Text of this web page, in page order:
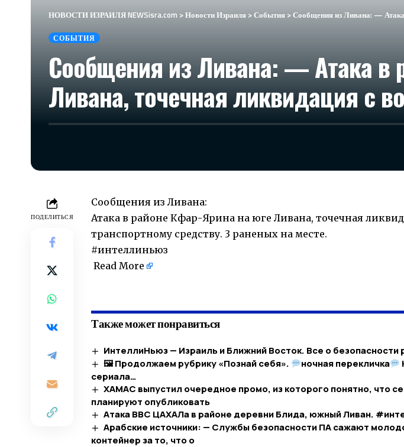
НОВОСТИ ИЗРАИЛЯ NEWSisra.com >Новости Израиля >События >Сообщения из Ливана: —
СОБЫТИЯ
Сообщения из Ливана: — Атака в
Ливана, точечная ликвидация с
ПОДЕЛИТЬСЯ
Сообщения из Ливана:
Атака в районе Кфар-Ярина на юге Ливана, точечная
транспортному средству. 3 раненых на месте.
#интеллиньюз
Read More
Также может понравиться
ИнтеллиНьюз — Израиль и Ближний Восток. Все о
🖼 Продолжаем рубрику «Познай себя».
ночная перекличка
сериала…​
ХАМАС выпустил очередное промо, из которого понятно, что
планируют опубликовать
Атака ВВС ЦАХАЛа в районе деревни Блида, южный Ливан.
Арабские источники: — Службы безопасности ПА сажают
контейнер за то, что о